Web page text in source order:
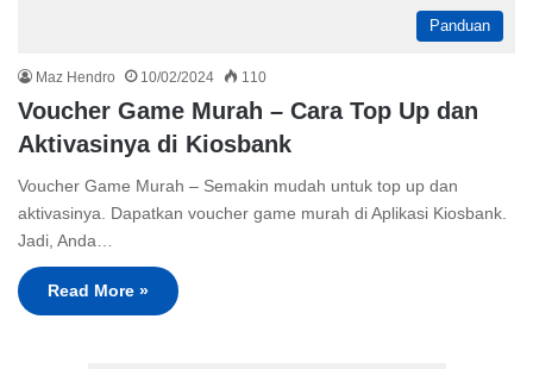
Panduan
Maz Hendro 10/02/2024 110
Voucher Game Murah – Cara Top Up dan
Aktivasinya di Kiosbank
Voucher Game Murah – Semakin mudah untuk top up dan
aktivasinya. Dapatkan voucher game murah di Aplikasi Kiosbank.
Jadi, Anda…
Read More »